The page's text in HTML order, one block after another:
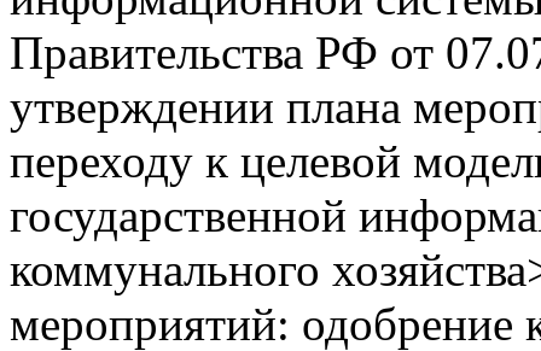
Правительства РФ от
утверждении плана
переходу к целевой
государственной
коммунального
мероприятий: одобрение